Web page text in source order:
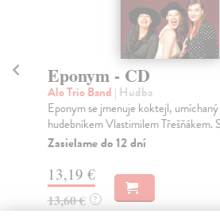
Eponym - CD
Alo Trio Band | Hudba
Eponym se jmenuje koktejl,
hudebníkem Vlastimilem Třešňákem.
Zasielame do 12 dní
13,19 €
13,60 € ?